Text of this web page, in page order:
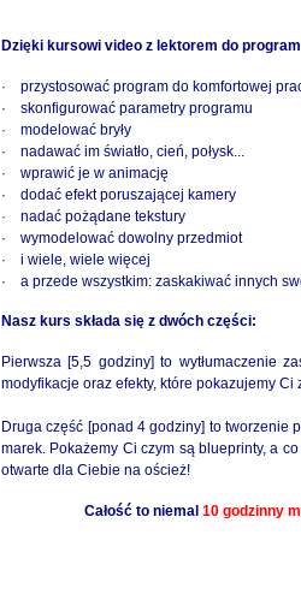
Dzięki kursowi video z lektorem do
· przystosować program do komfortowej
· skonfigurować parametry programu
· modelować bryły
· nadawać im światło, cień, połysk...
· wprawić je w animację
· dodać efekt poruszającej kamery
· nadać pożądane tekstury
· wymodelować dowolny przedmiot
· i wiele, wiele więcej
· a przede wszystkim: zaskakiwać innych
Nasz kurs składa się z dwóch części:
Pierwsza [5,5 godziny] to wytłumaczenie
modyfikacje oraz efekty, które pokazujemy
Druga część [ponad 4 godziny] to tworzenie
marek. Pokażemy Ci czym są blueprinty, a
otwarte dla Ciebie na oścież!
Całość to niemal 10 godzinny